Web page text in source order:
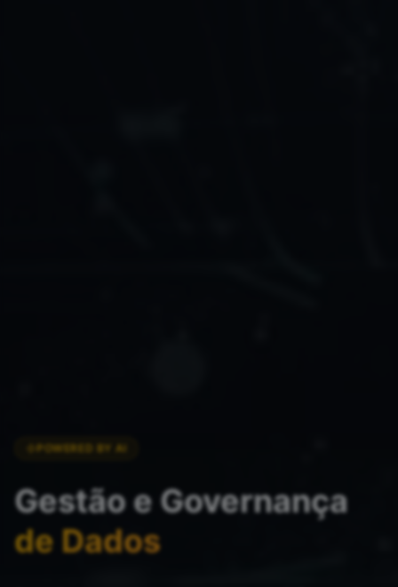
POWERED BY AI
Gestão e Governança
de Dados